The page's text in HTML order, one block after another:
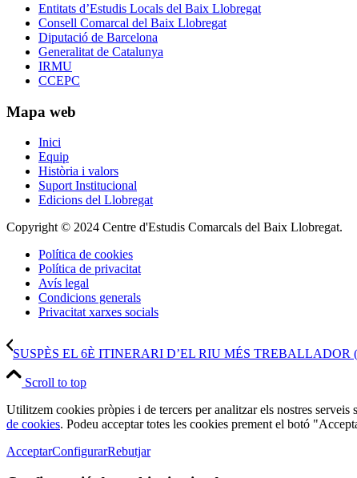
Entitats d’Estudis Locals del Baix Llobregat
Consell Comarcal del Baix Llobregat
Diputació de Barcelona
Generalitat de Catalunya
IRMU
CCEPC
Mapa web
Inici
Equip
Història i valors
Suport Institucional
Edicions del Llobregat
Copyright © 2024 Centre d'Estudis Comarcals del Baix Llobregat.
Política de cookies
Política de privacitat
Avís legal
Condicions generals
Privacitat xarxes socials
SUSPÈS EL 6È ITINERARI D’EL RIU MÉS
Scroll to top
Utilitzem cookies pròpies i de tercers per analitzar els nostres
de cookies. Podeu acceptar totes les cookies prement el botó
AcceptarConfigurarRebutjar